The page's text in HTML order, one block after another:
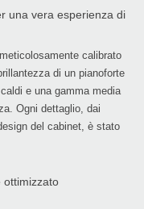
una vera esperienza di
calibrato
di un pianoforte
e una gamma media
Ogni dettaglio, dai
del cabinet, è stato
ottimizzato